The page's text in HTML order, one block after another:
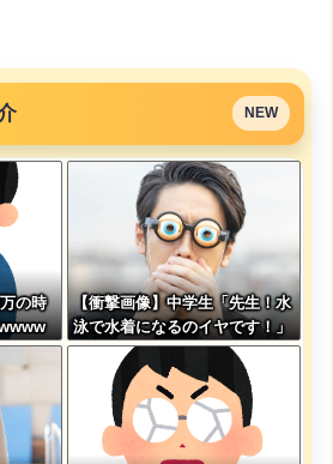
NEW
の時
【衝撃画像】中学生「先生！水
泳で水着になるのイヤです！」
先生「分かった」→結果まさか
の『こう』なってしまうw w w
w w w w